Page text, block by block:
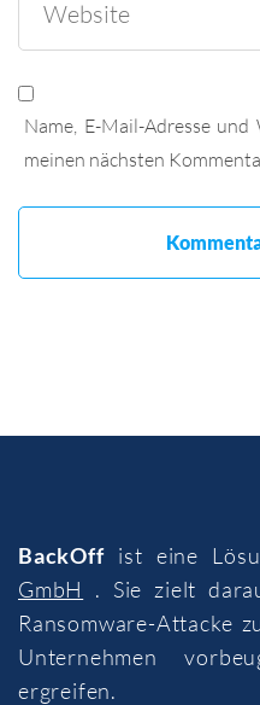
Name, E-Mail-Adresse
meinen nächsten
BackOffist eine
GmbH
. Sie zielt
Ransomware-Attacke
Unternehmen
ergreifen.